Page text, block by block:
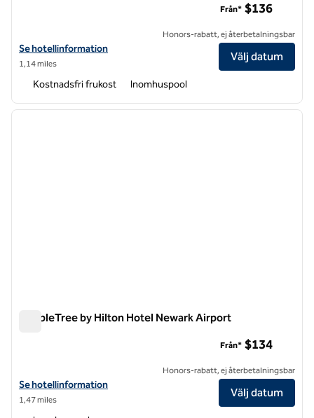
Visa hotelldetaljer för Hampton Inn & Suites Newark-Harrison-
Se hotellinformation
1,14 miles
Från* $136
Honors-rabatt, ej återbetalningsbar
Välj datum
Kostnadsfri frukost Inomhuspool
1 av 12
nästa
DoubleTree by Hilton Hotel Newark Airport
Visa hotelluppgifter för DoubleTree by Hilton Hotel Newark Airport
Se hotellinformation
1,47 miles
Från* $134
Honors-rabatt, ej återbetalningsbar
Välj datum